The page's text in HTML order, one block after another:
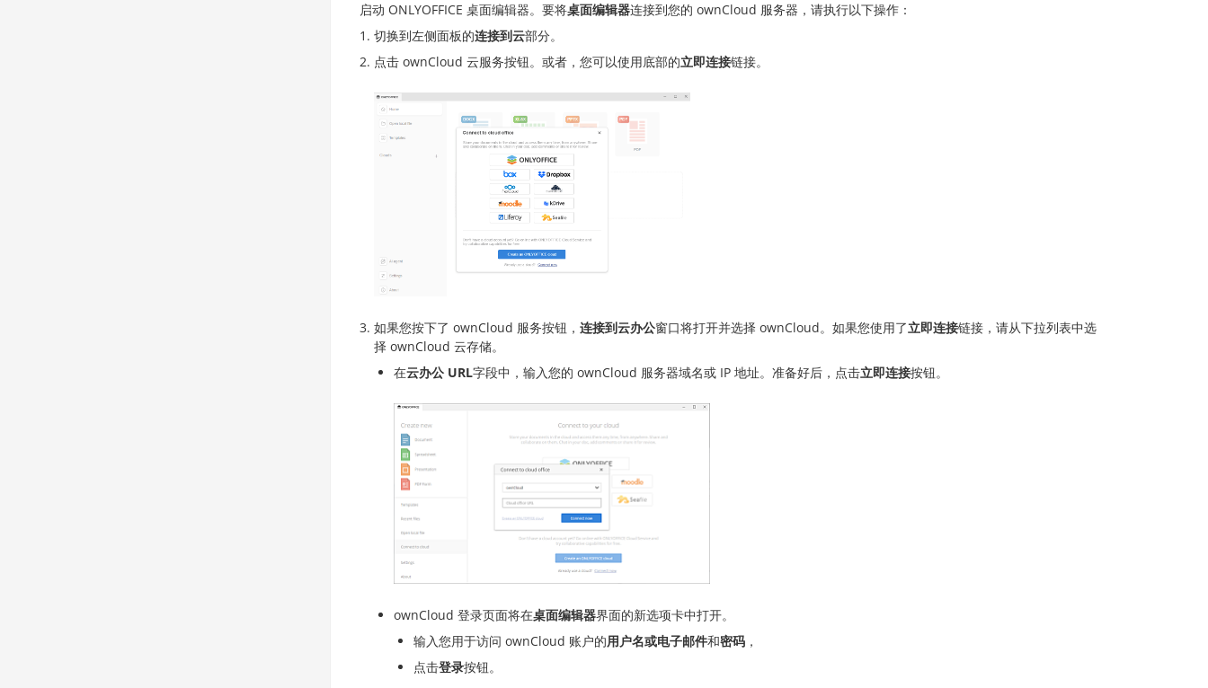
启动 ONLYOFFICE 桌面编辑器。要将桌面编辑器连接到您的 ownCloud 服务器，请执行以下操作：
切换到左侧面板的连接到云部分。
点击 ownCloud 云服务按钮。或者，您可以使用底部的立即连接链接。
如果您按下了 ownCloud 服务按钮， 连接到云办公窗口将打开并选择 ownCloud。如果您使用了立即连接链接，请从下拉列表中选
择 ownCloud 云存储。
在云办公 URL字段中，输入您的 ownCloud 服务器域名或 IP 地址。准备好后，点击立即连接按钮。
ownCloud 登录页面将在桌面编辑器界面的新选项卡中打开。
输入您用于访问 ownCloud 账户的用户名或电子邮件和密码 ，
点击登录按钮。